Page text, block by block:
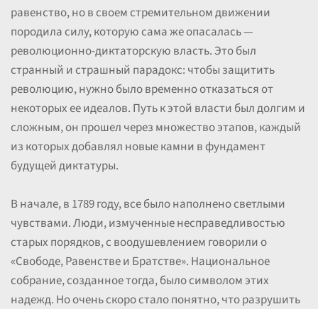
равенство, но в своем стремительном движении
породила силу, которую сама же опасалась —
революционно-диктаторскую власть. Это был
странный и страшный парадокс: чтобы защитить
революцию, нужно было временно отказаться от
некоторых ее идеалов. Путь к этой власти был долгим и
сложным, он прошел через множество этапов, каждый
из которых добавлял новые камни в фундамент
будущей диктатуры.
В начале, в 1789 году, все было наполнено светлыми
чувствами. Люди, измученные несправедливостью
старых порядков, с воодушевлением говорили о
«Свободе, Равенстве и Братстве». Национальное
собрание, созданное тогда, было символом этих
надежд. Но очень скоро стало понятно, что разрушить